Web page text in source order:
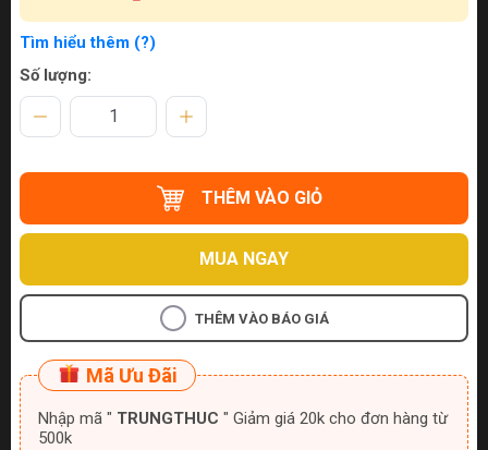
Tìm hiểu thêm (?)
Số lượng:
THÊM VÀO GIỎ
MUA NGAY
THÊM VÀO BÁO GIÁ
Mã Ưu Đãi
Nhập mã " TRUNGTHUC " Giảm giá 20k cho đơn hàng từ
500k